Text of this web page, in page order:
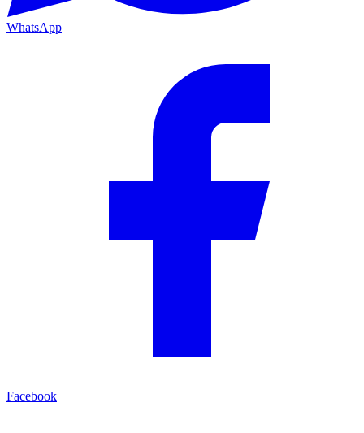
WhatsApp
Facebook